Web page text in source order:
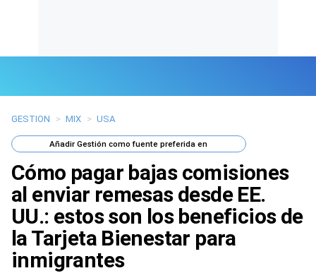
Últimas Noticias
Mi Bolsillo
Respuestas
Gente
Vida Laboral
GESTION > MIX > USA
AñadirGestión como fuente preferida en
Cómo pagar bajas comisiones
al enviar remesas desde EE.
UU.: estos son los beneficios de
la Tarjeta Bienestar para
inmigrantes